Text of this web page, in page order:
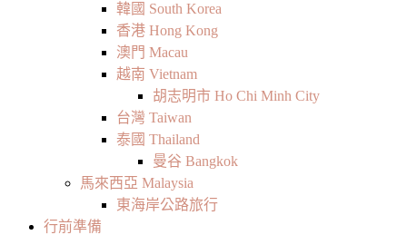
韓國 South Korea
香港 Hong Kong
澳門 Macau
越南 Vietnam
胡志明市 Ho Chi Minh City
台灣 Taiwan
泰國 Thailand
曼谷 Bangkok
馬來西亞 Malaysia
東海岸公路旅行
行前準備